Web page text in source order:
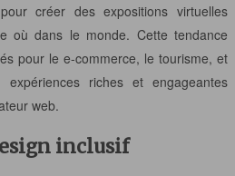
créer des expositions virtuelles
où dans le monde. Cette tendance
pour le e-commerce, le tourisme, et
expériences riches et engageantes
web.
inclusif